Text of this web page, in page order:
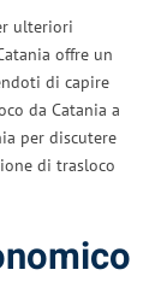
ulteriori
offre un
di capire
da Catania a
per discutere
di trasloco